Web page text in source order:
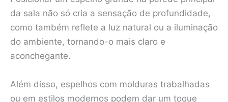
da sala não só cria a sensação de profundidade,
como também reflete a luz natural ou a iluminação
do ambiente, tornando-o mais claro e
aconchegante.
Além disso, espelhos com molduras trabalhadas
ou em estilos modernos podem dar um toque